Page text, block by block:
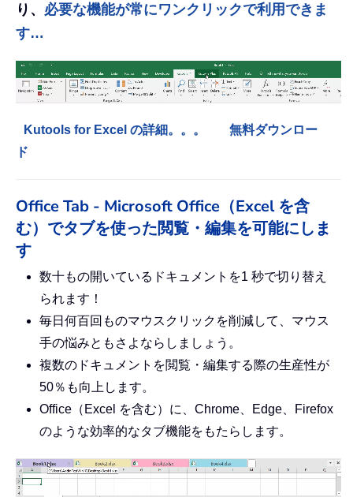
り、 必要な機能が常にワンクリックで利用できま
す…
Kutools for Excel の詳細。。。
無料ダウンロー
ド
Office Tab - Microsoft Office（Excel を含
む）でタブを使った閲覧・編集を可能にしま
す
数十もの開いているドキュメントを1 秒で切り替え
られます！
毎日何百回ものマウスクリックを削減して、マウス
手の悩みともさよならしましょう。
複数のドキュメントを閲覧・編集する際の生産性が
50％も向上します。
Office（Excel を含む）に、Chrome、Edge、Firefox
のような効率的なタブ機能をもたらします。